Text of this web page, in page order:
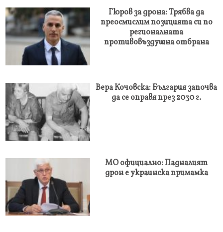
Гюров за дрона: Трябва да
преосмислим позицията си по
регионалната
противовъздушна отбрана
Вера Кочовска: България започва
да се оправя през 2030 г.
МО официално: Падналият
дрон е украинска примамка